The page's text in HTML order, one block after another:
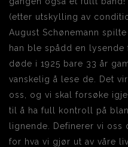
(etter utskylling av
August Schønemann
han ble spådd en
døde i 1925 bare 33 år
vanskelig å lese de. Det
oss, og vi skal forsøke
til å ha full kontroll på
lignende. Definerer vi
for hva vi gjør ut av våre